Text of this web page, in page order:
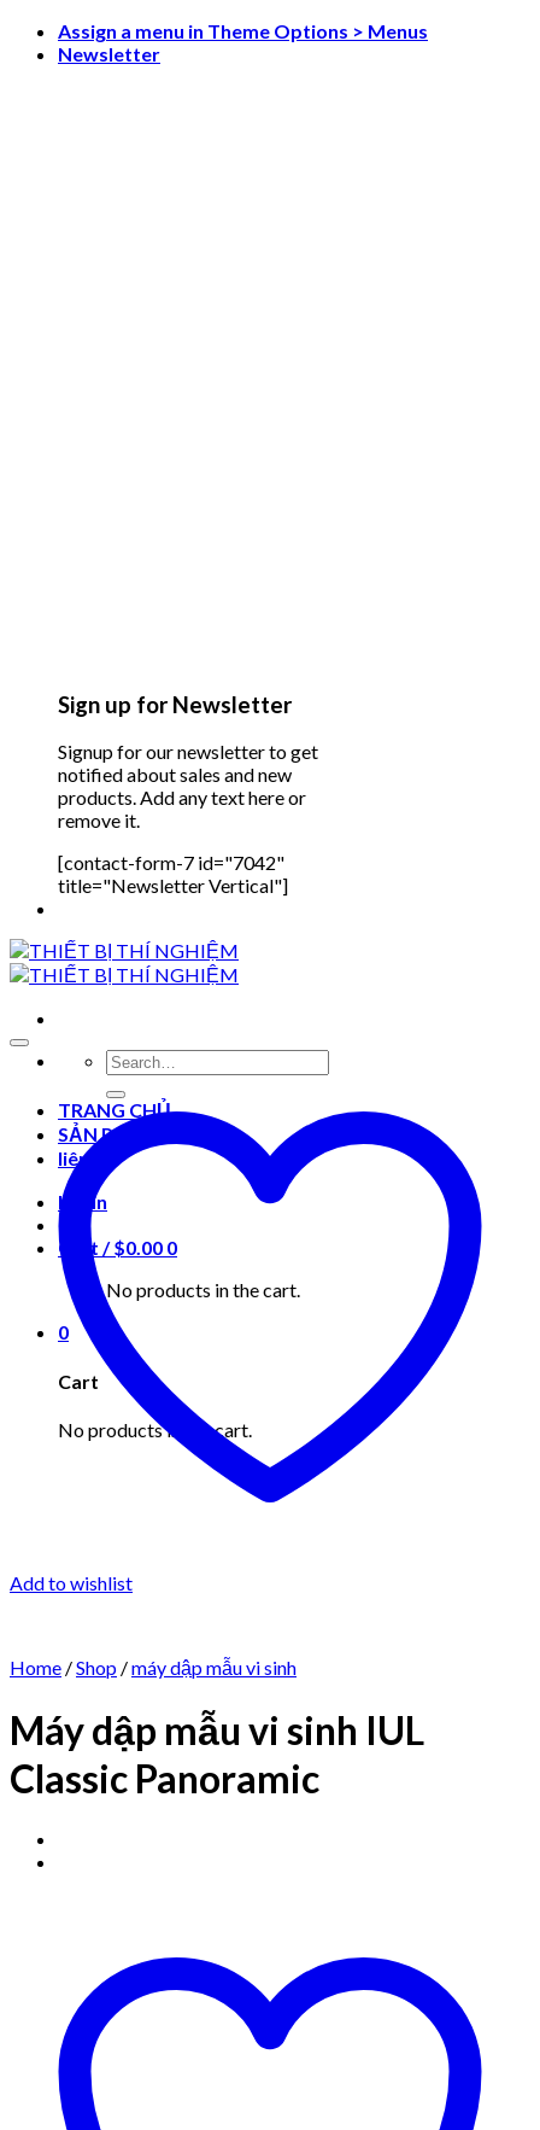
Skip
Assign a menu in Theme Options > Menus
Newsletter
Sign up for Newsletter
Signup for our newsletter to get
notified about sales and new
products. Add any text here or
remove it.
[contact-form-7 id="7042"
title="Newsletter Vertical"]
Search
for:
TRANG CHỦ
SẢN PHẨM
liên hệ
Login
Cart /$0.00 0
No products in the cart.
0
Cart
No products in the cart.
Add to wishlist
Home /Shop /máy dập mẫu vi sinh
Máy dập mẫu vi sinh IUL
Classic Panoramic